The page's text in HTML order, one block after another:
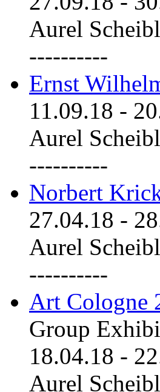
Aurel
----------
Ernst
11.09.18 -
Aurel
----------
Norbert
27.04.18 -
Aurel
----------
Art Cologne
Group
18.04.18 -
Aurel